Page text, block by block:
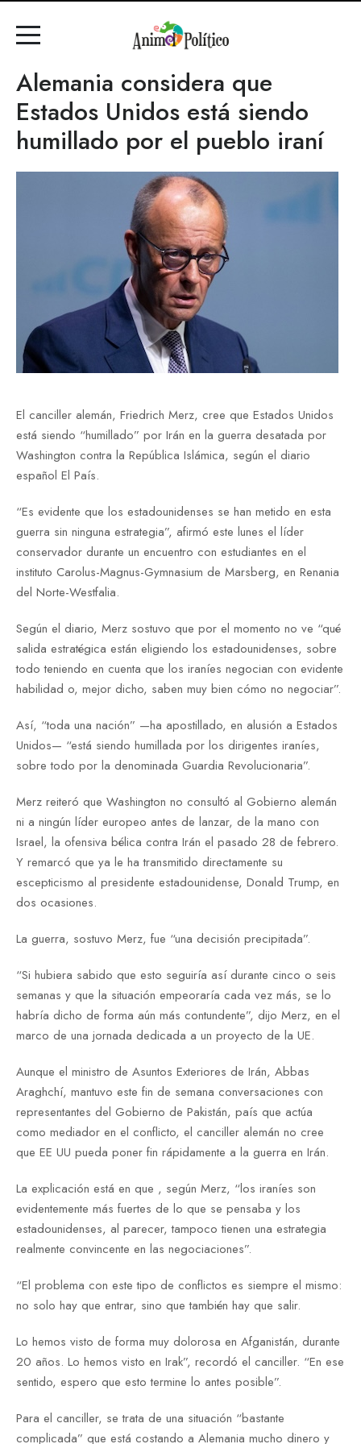
Alemania considera que
Estados Unidos está siendo
humillado por el pueblo iraní
El canciller alemán, Friedrich Merz, cree que Estados Unidos
está siendo “humillado” por Irán en la guerra desatada por
Washington contra la República Islámica, según el diario
español El País.
“Es evidente que los estadounidenses se han metido en esta
guerra sin ninguna estrategia”, afirmó este lunes el líder
conservador durante un encuentro con estudiantes en el
instituto Carolus-Magnus-Gymnasium de Marsberg, en Renania
del Norte-Westfalia.
Según el diario, Merz sostuvo que por el momento no ve “qué
salida estratégica están eligiendo los estadounidenses, sobre
todo teniendo en cuenta que los iraníes negocian con evidente
habilidad o, mejor dicho, saben muy bien cómo no negociar”.
Así, “toda una nación” —ha apostillado, en alusión a Estados
Unidos— “está siendo humillada por los dirigentes iraníes,
sobre todo por la denominada Guardia Revolucionaria”.
Merz reiteró que Washington no consultó al Gobierno alemán
ni a ningún líder europeo antes de lanzar, de la mano con
Israel, la ofensiva bélica contra Irán el pasado 28 de febrero.
Y remarcó que ya le ha transmitido directamente su
escepticismo al presidente estadounidense, Donald Trump, en
dos ocasiones.
La guerra, sostuvo Merz, fue “una decisión precipitada”.
“Si hubiera sabido que esto seguiría así durante cinco o seis
semanas y que la situación empeoraría cada vez más, se lo
habría dicho de forma aún más contundente”, dijo Merz, en el
marco de una jornada dedicada a un proyecto de la UE.
Aunque el ministro de Asuntos Exteriores de Irán, Abbas
Araghchí, mantuvo este fin de semana conversaciones con
representantes del Gobierno de Pakistán, país que actúa
como mediador en el conflicto, el canciller alemán no cree
que EE UU pueda poner fin rápidamente a la guerra en Irán.
La explicación está en que , según Merz, “los iraníes son
evidentemente más fuertes de lo que se pensaba y los
estadounidenses, al parecer, tampoco tienen una estrategia
realmente convincente en las negociaciones”.
“El problema con este tipo de conflictos es siempre el mismo:
no solo hay que entrar, sino que también hay que salir.
Lo hemos visto de forma muy dolorosa en Afganistán, durante
20 años. Lo hemos visto en Irak”, recordó el canciller. “En ese
sentido, espero que esto termine lo antes posible”.
Para el canciller, se trata de una situación “bastante
complicada” que está costando a Alemania mucho dinero y